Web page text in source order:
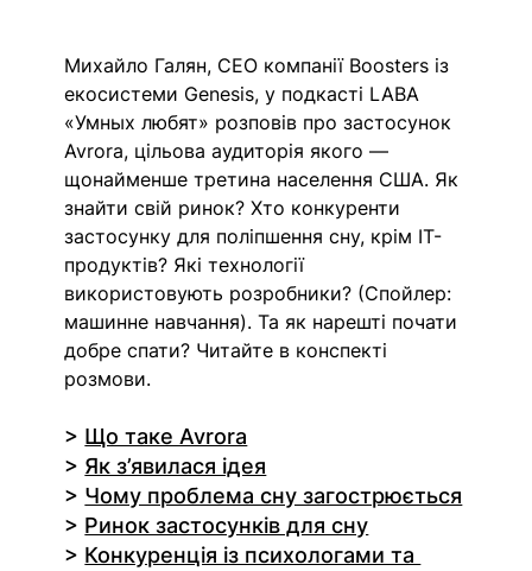
Михайло Галян, СЕО компанії Boosters із
екосистеми Genesis, у подкасті LABA
«Умных любят» розповів про застосунок
Avrora, цільова аудиторія якого —
щонайменше третина населення США. Як
знайти свій ринок? Хто конкуренти
застосунку для поліпшення сну, крім IT-
продуктів? Які технології
використовують розробники? (Спойлер:
машинне навчання). Та як нарешті почати
добре спати? Читайте в конспекті
розмови.
> Що таке Avrora
> Як з’явилася ідея
> Чому проблема сну загострюється
> Ринок застосунків для сну
> Конкуренція із психологами та